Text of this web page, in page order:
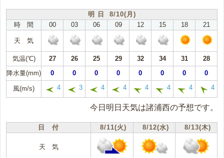
明 日 8/10(月)
時 間
00 03 06 09 12 15 18 21
天 気
気温(℃) 27 26 25 29 32 34 31
28
降水量(mm)
0 0 0 0 0 0 0 0
風(m/s) 4 3 4 4 4 4 4 4
今日明日天気は諸浦西の予想です。
日 付 8/11(火) 8/12(水) 8/13(木)
天 気